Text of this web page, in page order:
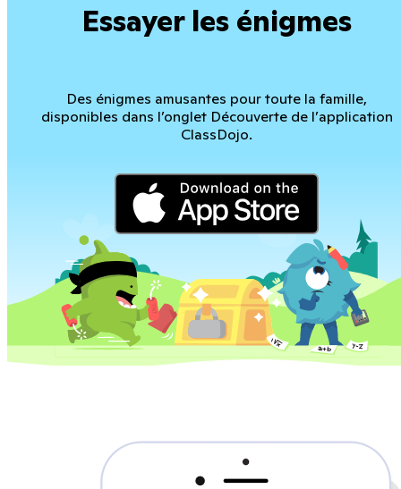
Essayer les énigmes
Des énigmes amusantes pour toute la famille,
disponibles dans l’onglet Découverte de l’application
ClassDojo.